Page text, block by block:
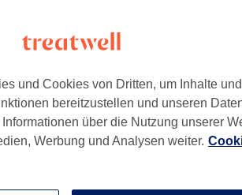
52 €
48 €
und Cookies von Dritten, um Inhalte
bereitzustellen und unseren
über die Nutzung unserer
Werbung und Analysen weiter.